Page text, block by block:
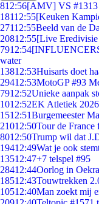
812:56[AMV] VS #1313
18112:55[Keuken
27112:55Beeld van de
20812:55[Live
7912:54
water
13812:53Huisarts doet
29412:53MotoGP #93
7912:52Unieke aanpak
1012:52EK Atletiek
1512:51Burgemeester
21012:50Tour de France
8012:50Trump wil dat
19412:49Wat je ook
13512:47+7 telspel #95
28412:44Oorlog in
18512:43Touwtrekken
10512:40Man zoekt mij